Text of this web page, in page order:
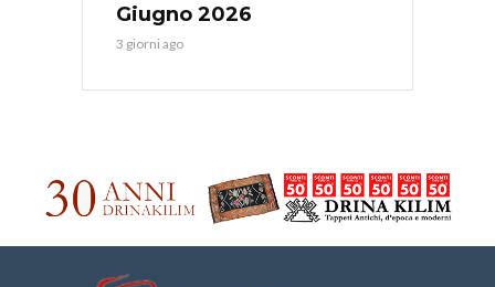
Giugno 2026
3 giorni ago